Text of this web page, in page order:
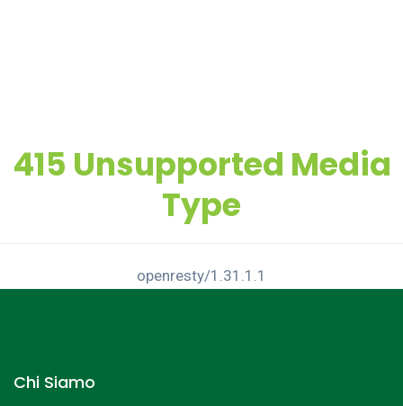
415 Unsupported Media
Type
openresty/1.31.1.1
Chi Siamo